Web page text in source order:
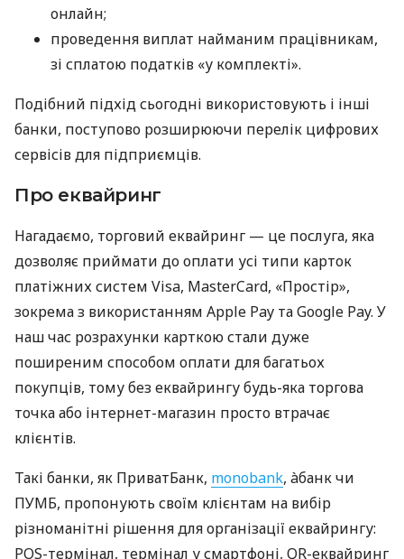
онлайн;
проведення виплат найманим працівникам,
зі сплатою податків «у комплекті».
Подібний підхід сьогодні використовують і інші
банки, поступово розширюючи перелік цифрових
сервісів для підприємців.
Про еквайринг
Нагадаємо, торговий еквайринг — це послуга, яка
дозволяє приймати до оплати усі типи карток
платіжних систем Visa, MasterCard, «Простір»,
зокрема з використанням Apple Pay та Google Pay. У
наш час розрахунки карткою стали дуже
поширеним способом оплати для багатьох
покупців, тому без еквайрингу будь-яка торгова
точка або інтернет-магазин просто втрачає
клієнтів.
Такі банки, як ПриватБанк, monobank, àбанк чи
ПУМБ, пропонують своїм клієнтам на вибір
різноманітні рішення для організації еквайрингу:
POS-термінал, термінал у смартфоні, QR-еквайринг